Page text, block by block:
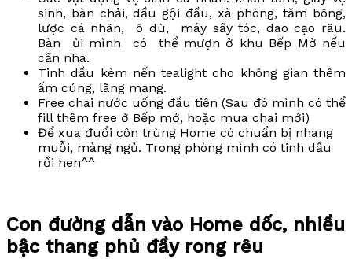
sinh, bàn chải, dầu gội đầu, xà phòng, tăm bông,
lược cá nhân, ô dù, máy sấy tóc, dao cạo râu.
Bàn ủi mình có thể mượn ở khu Bếp Mở nếu
cần nha.
Tinh dầu kèm nến tealight cho không gian thêm
ấm cúng, lãng mạng.
Free chai nước uống đầu tiên (Sau đó mình có thể
fill thêm free ở Bếp mở, hoặc mua chai mới)
Để xua đuổi côn trùng Home có chuẩn bị nhang
muỗi, màng ngủ. Trong phòng mình có tinh dầu
rồi hen^^
Con đường dẫn vào Home dốc, nhiều
bậc thang phủ đầy rong rêu